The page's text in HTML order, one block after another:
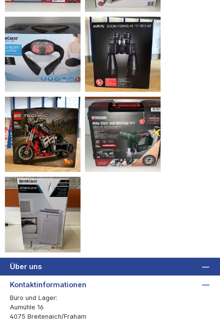
Über uns
Kontaktinformationen
Büro und Lager:
Aumühle 16
4075 Breitenaich/Fraham